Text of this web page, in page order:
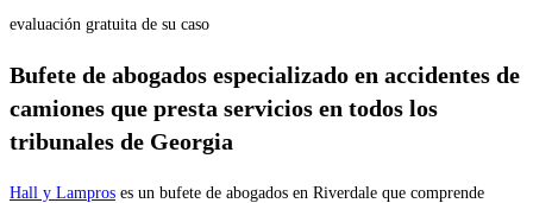
evaluación gratuita de su caso
Bufete de abogados especializado en accidentes de
camiones que presta servicios en todos los
tribunales de Georgia
Hall y Lampros es un bufete de abogados en Riverdale que comprende